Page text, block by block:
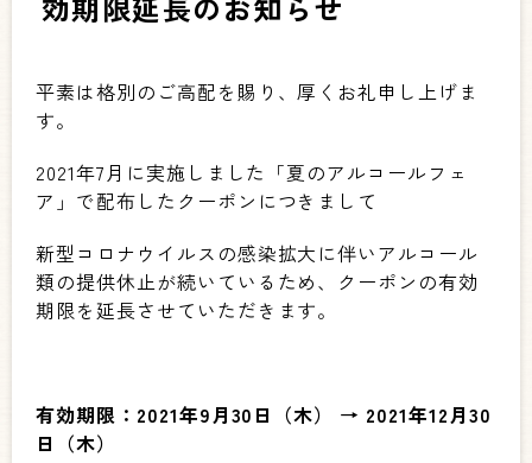
平素は格別のご高配を賜り、厚くお礼申し上げま
す。
2021年7月に実施しました「夏のアルコールフェ
ア」で配布したクーポンにつきまして
新型コロナウイルスの感染拡大に伴いアルコール
類の提供休止が続いているため、クーポンの有効
期限を延長させていただきます。
有効期限：2021年9月30日（木） → 2021年12月30
日（木）